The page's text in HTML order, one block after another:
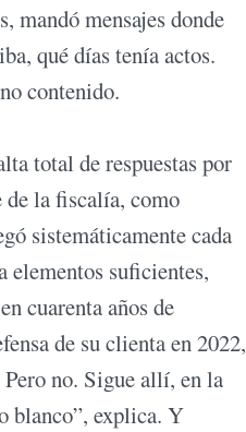
mandó mensajes donde
qué días tenía actos.
contenido.
total de respuestas por
de la fiscalía, como
sistemáticamente cada
elementos suficientes,
cuarenta años de
de su clienta en 2022,
no. Sigue allí, en la
blanco”, explica. Y